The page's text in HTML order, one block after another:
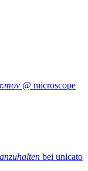
@ microscope
bei unicato